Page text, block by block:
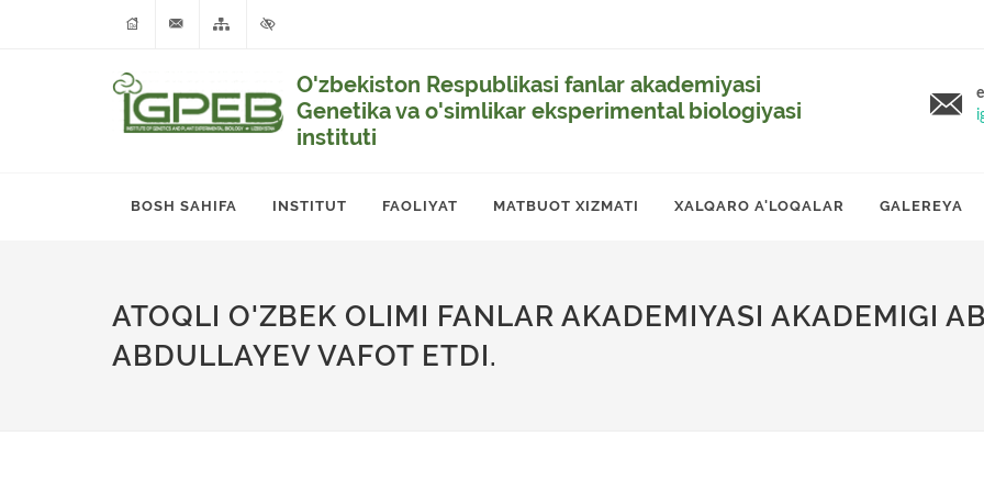
O'zbekiston Respublikasi fanlar akademiyasi
Genetika va o'simlikar eksperimental biologiyasi
instituti
BOSH SAHIFA INSTITUT FAOLIYAT MATBUOT XIZMATI XALQARO A'LOQALAR GALEREYA
ATOQLI O'ZBEK OLIMI FANLAR AKADEMIYASI AKADEMIGI
ABDULLAYEV VAFOT ETDI.